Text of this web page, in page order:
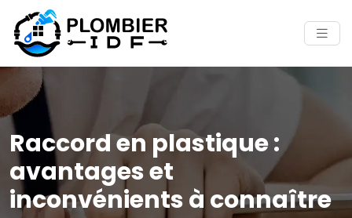
Raccord en plastique :
avantages et
inconvénients à connaître